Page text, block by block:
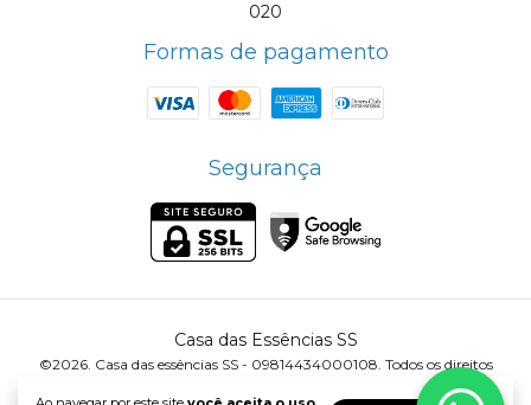
020
Formas de pagamento
Segurança
Casa das Essências SS
©2026. Casa das essências SS - 09814434000108. Todos os direitos